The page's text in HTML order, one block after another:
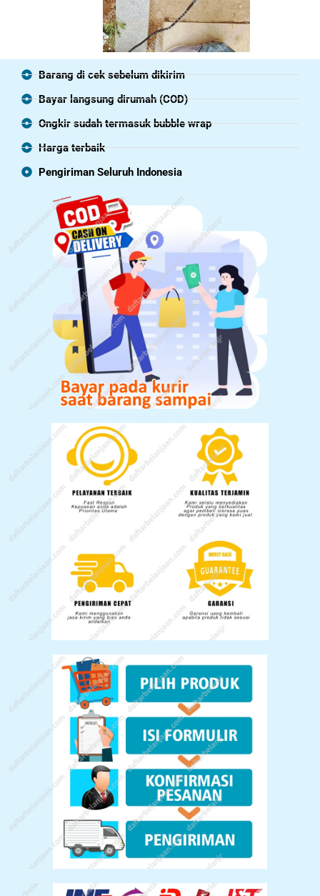
Barang di cek sebelum dikirim
Bayar langsung dirumah (COD)
Ongkir sudah termasuk bubble wrap
Harga terbaik
Pengiriman Seluruh Indonesia